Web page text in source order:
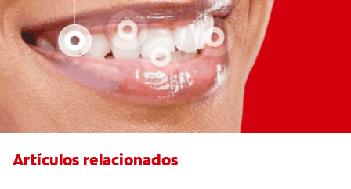
Artículos relacionados